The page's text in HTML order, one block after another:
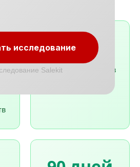
0
кассовых разрывов
Salekit
исследование